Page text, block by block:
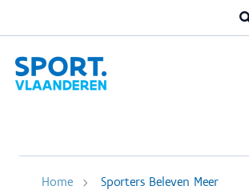
Home Sporters Beleven Meer